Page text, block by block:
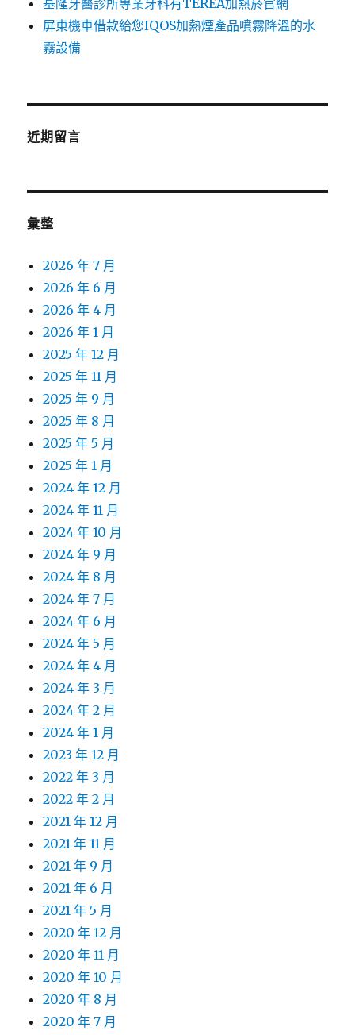
基隆牙醫診所專業牙科有TEREA加熱菸官網
屏東機車借款給您IQOS加熱煙產品噴霧降溫的水
霧設備
近期留言
彙整
2026 年 7 月
2026 年 6 月
2026 年 4 月
2026 年 1 月
2025 年 12 月
2025 年 11 月
2025 年 9 月
2025 年 8 月
2025 年 5 月
2025 年 1 月
2024 年 12 月
2024 年 11 月
2024 年 10 月
2024 年 9 月
2024 年 8 月
2024 年 7 月
2024 年 6 月
2024 年 5 月
2024 年 4 月
2024 年 3 月
2024 年 2 月
2024 年 1 月
2023 年 12 月
2022 年 3 月
2022 年 2 月
2021 年 12 月
2021 年 11 月
2021 年 9 月
2021 年 6 月
2021 年 5 月
2020 年 12 月
2020 年 11 月
2020 年 10 月
2020 年 8 月
2020 年 7 月